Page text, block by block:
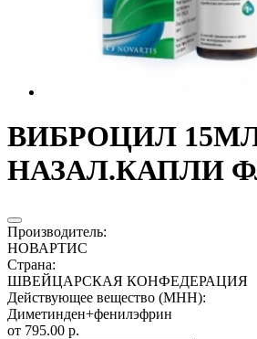
ВИБРОЦИЛ
НАЗАЛ.КАПЛИ
Производитель:
НОВАРТИС
Страна:
ШВЕЙЦАРСКАЯ КОНФЕДЕРАЦИЯ
Действующее вещество (МНН):
Диметинден+фенилэфрин
от 795.00 р.